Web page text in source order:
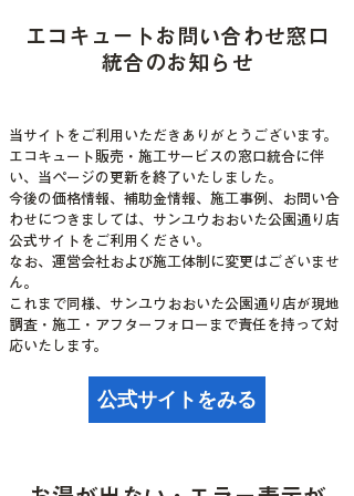
エコキュートお問い合わせ窓口
統合のお知らせ
当サイトをご利用いただきありがとうございます。
エコキュート販売・施工サービスの窓口統合に伴
い、当ページの更新を終了いたしました。
今後の価格情報、補助金情報、施工事例、お問い合
わせにつきましては、サンユウおおいた公園通り店
公式サイトをご利用ください。
なお、運営会社および施工体制に変更はございませ
ん。
これまで同様、サンユウおおいた公園通り店が現地
調査・施工・アフターフォローまで責任を持って対
応いたします。
公式サイトをみる